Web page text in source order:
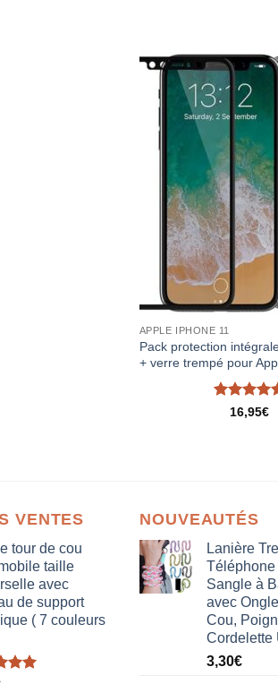
APPLE IPHONE 11
Pack protection
+ verre trempé pour
Note5sur
16,95€
VENTES
tour de cou
taille
avec
de support
( 7 couleurs
NOUVEAUTÉS
Lanière
Téléphone
Sangle à
avec
Cou,
Cordelette
3,30€